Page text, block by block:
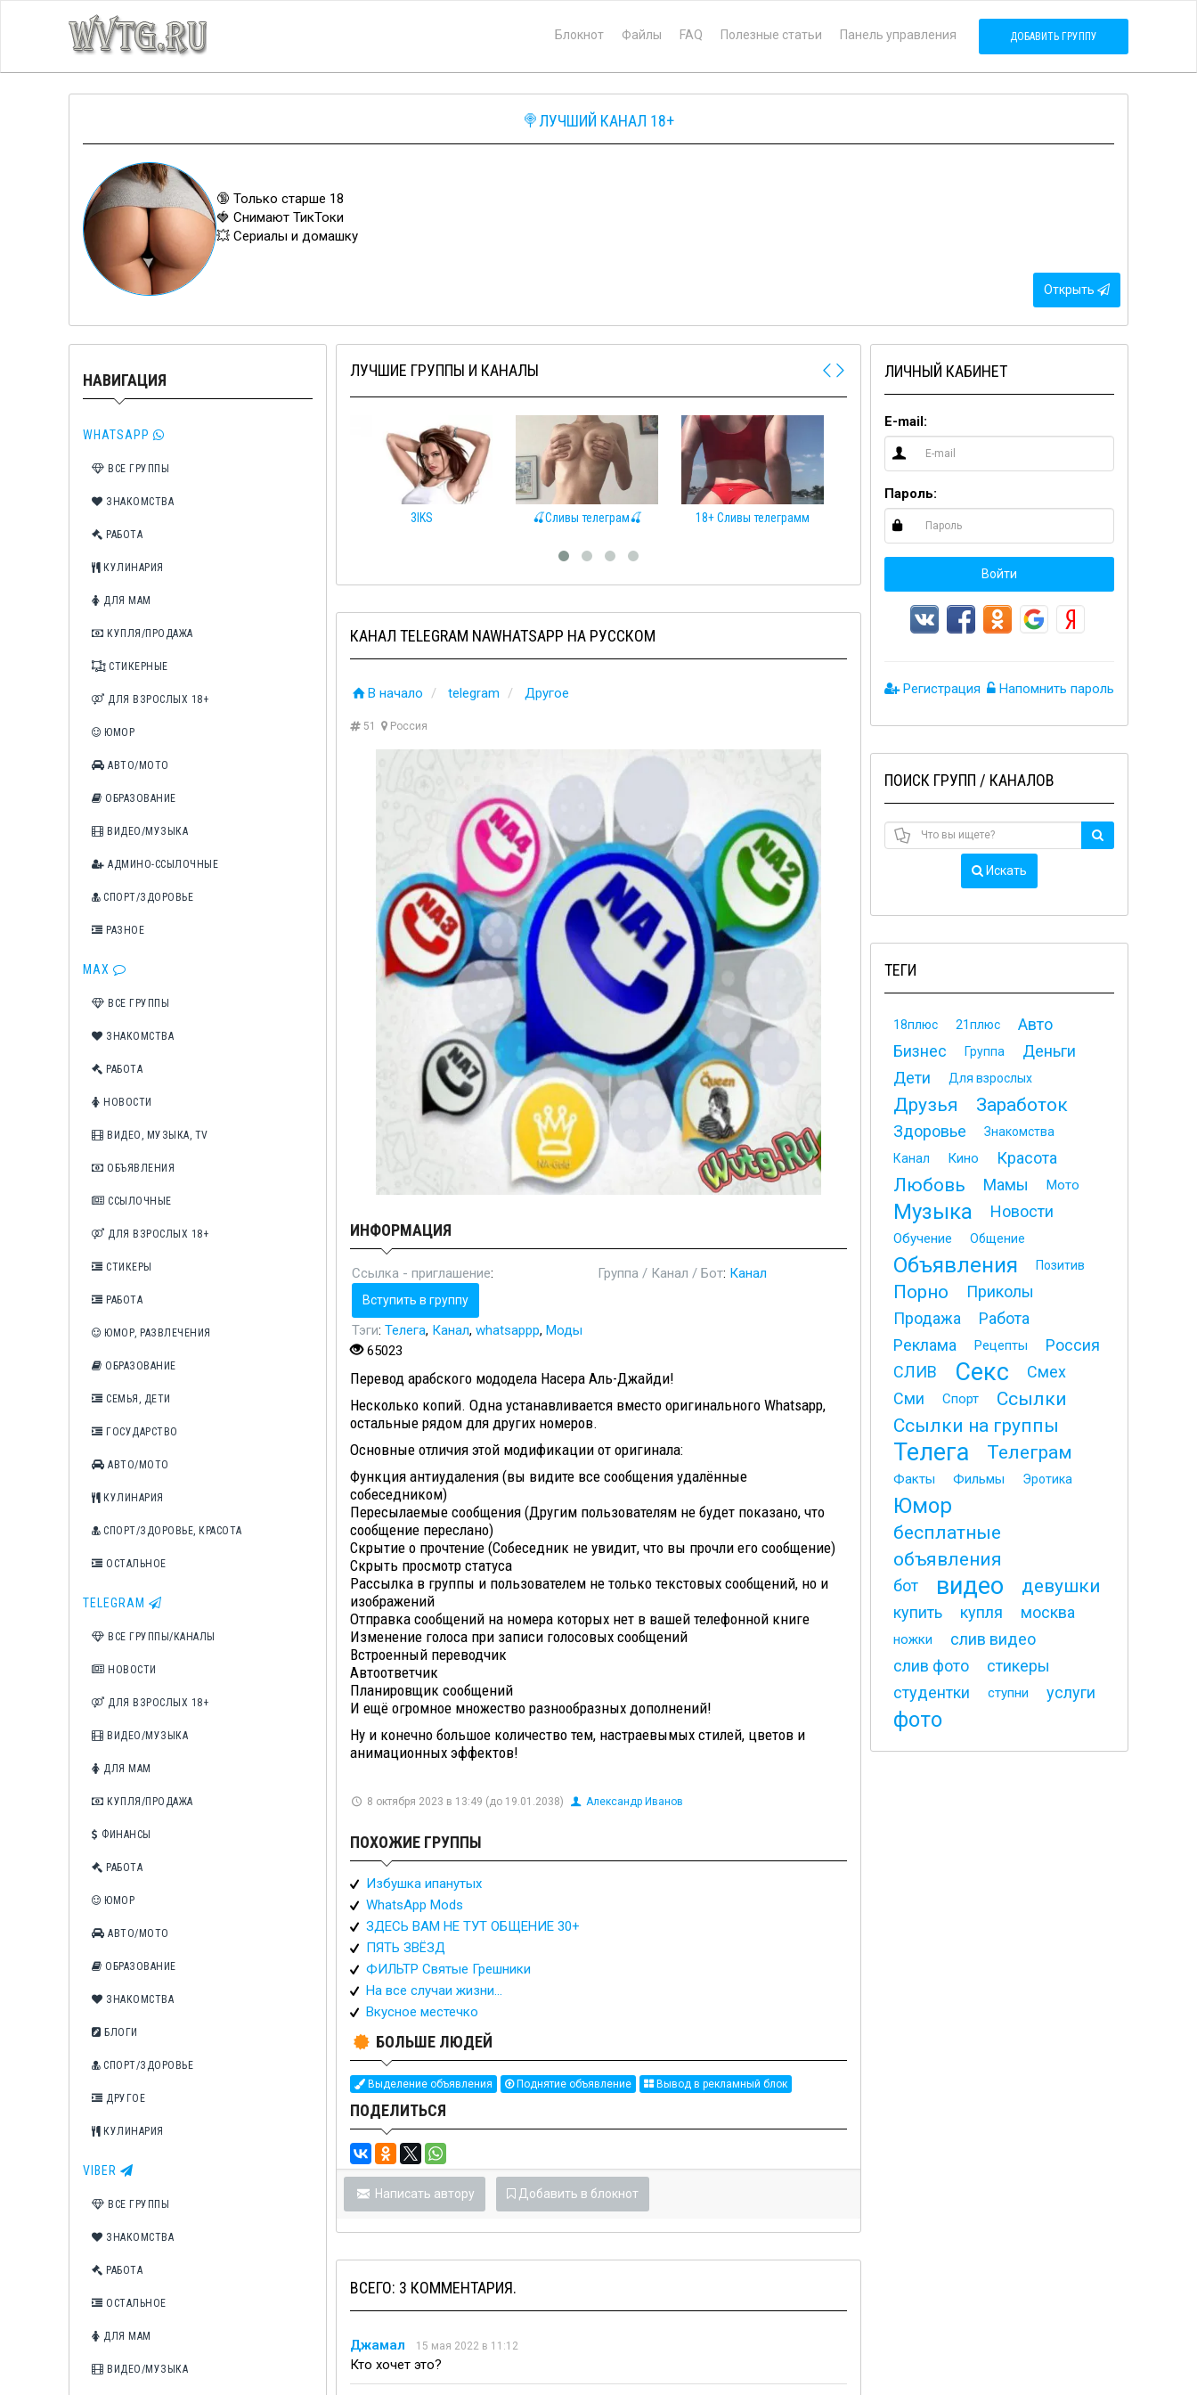
Блокнот Файлы FAQ Полезные статьи Панель управления ДОБАВИТЬ ГРУППУ
🍭ЛУЧШИЙ КАНАЛ 18+
🔞 Только старше 18
🍓 Снимают ТикТоки
💥 Сериалы и домашку
Открыть
НАВИГАЦИЯ
WHATSAPP
ВСЕ ГРУППЫ
ЗНАКОМСТВА
РАБОТА
КУЛИНАРИЯ
ДЛЯ МАМ
КУПЛЯ/ПРОДАЖА
СТИКЕРНЫЕ
ДЛЯ ВЗРОСЛЫХ 18+
ЮМОР
АВТО/МОТО
ОБРАЗОВАНИЕ
ВИДЕО/МУЗЫКА
АДМИНО-ССЫЛОЧНЫЕ
СПОРТ/ЗДОРОВЬЕ
РАЗНОЕ
MAX
ВСЕ ГРУППЫ
ЗНАКОМСТВА
РАБОТА
НОВОСТИ
ВИДЕО, МУЗЫКА, TV
ОБЪЯВЛЕНИЯ
ССЫЛОЧНЫЕ
ДЛЯ ВЗРОСЛЫХ 18+
СТИКЕРЫ
РАБОТА
ЮМОР, РАЗВЛЕЧЕНИЯ
ОБРАЗОВАНИЕ
СЕМЬЯ, ДЕТИ
ГОСУДАРСТВО
АВТО/МОТО
КУЛИНАРИЯ
СПОРТ/ЗДОРОВЬЕ, КРАСОТА
ОСТАЛЬНОЕ
TELEGRAM
ВСЕ ГРУППЫ/КАНАЛЫ
НОВОСТИ
ДЛЯ ВЗРОСЛЫХ 18+
ВИДЕО/МУЗЫКА
ДЛЯ МАМ
КУПЛЯ/ПРОДАЖА
ФИНАНСЫ
РАБОТА
ЮМОР
АВТО/МОТО
ОБРАЗОВАНИЕ
ЗНАКОМСТВА
БЛОГИ
СПОРТ/ЗДОРОВЬЕ
ДРУГОЕ
КУЛИНАРИЯ
VIBER
ВСЕ ГРУППЫ
ЗНАКОМСТВА
РАБОТА
ОСТАЛЬНОЕ
ДЛЯ МАМ
ВИДЕО/МУЗЫКА
ЛУЧШИЕ ГРУППЫ И КАНАЛЫ
🍒Сливы телеграм🍒 18+ Сливы телеграмм ❤️СЛИВЫ ТЕЛЕГРАММ❤️
КАНАЛ TELEGRAM NAWHATSAPP НА РУССКОМ
В начало telegram Другое
51 Россия
ИНФОРМАЦИЯ
Ссылка - приглашение:
Вступить в группу
Группа / Канал / Бот: Канал
Тэги: Телега, Канал, whatsappp, Моды
65023
Перевод арабского мододела Насера Аль-Джайди!
Несколько копий. Одна устанавливается вместо оригинального Whatsapp,
остальные рядом для других номеров.
Основные отличия этой модификации от оригинала:
Функция антиудаления (вы видите все сообщения удалённые
собеседником)
Пересылаемые сообщения (Другим пользователям не будет показано, что
сообщение переслано)
Скрытие о прочтение (Собеседник не увидит, что вы прочли его сообщение)
Скрыть просмотр статуса
Рассылка в группы и пользователем не только текстовых сообщений, но и
изображений
Отправка сообщений на номера которых нет в вашей телефонной книге
Изменение голоса при записи голосовых сообщений
Встроенный переводчик
Автоответчик
Планировщик сообщений
И ещё огромное множество разнообразных дополнений!
Ну и конечно большое количество тем, настраевымых стилей, цветов и
анимационных эффектов!
8 октября 2023 в 13:49 (до 19.01.2038) Александр Иванов
ПОХОЖИЕ ГРУППЫ
Избушка ипанутых
WhatsApp Mods
ЗДЕСЬ ВАМ НЕ ТУТ ОБЩЕНИЕ 30+
ПЯТЬ ЗВЁЗД
ФИЛЬТР Святые Грешники
На все случаи жизни...
Вкусное местечко
БОЛЬШЕ ЛЮДЕЙ
Выделение объявления Поднятие объявление Вывод в рекламный блок
ПОДЕЛИТЬСЯ
Написать автору Добавить в блокнот
ВСЕГО: 3 КОММЕНТАРИЯ.
Джамал 15 мая 2022 в 11:12
Кто хочет это?
ЛИЧНЫЙ КАБИНЕТ
E-mail:
Пароль:
Войти
Регистрация Напомнить пароль
ПОИСК ГРУПП / КАНАЛОВ
Искать
ТЕГИ
18плюс 21плюс
Авто
Бизнес
Группа
Деньги
Дети
Для взрослых
Друзья Заработок
Здоровье
Знакомства
Канал
Кино Красота
Любовь Мамы Мото
Музыка Новости
Обучение Общение
Объявления Позитив
Порно
Приколы
Продажа
Работа
Реклама
Рецепты
Россия
СЛИВ
Секс
Смех
Сми
Спорт
Ссылки
Ссылки на группы
Телега Телеграм
Факты Фильмы Эротика
Юмор
бесплатные
объявления
бот видео девушки
купить купля москва
ножки
слив видео
слив фото
стикеры
студентки
ступни услуги
фото